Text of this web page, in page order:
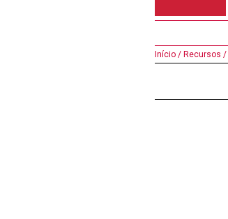
Início / Recursos /